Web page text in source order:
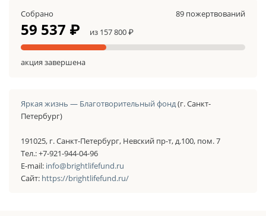
Собрано 89 пожертвований
59 537 ₽ из 157 800 ₽
акция завершена
Яркая жизнь — Благотворительный фонд(г. Санкт-
Петербург)
191025, г. Санкт-Петербург, Невский пр-т, д.100, пом. 7
Тел.: +7-921-944-04-96
E-mail: info@brightlifefund.ru
Сайт: https://brightlifefund.ru/